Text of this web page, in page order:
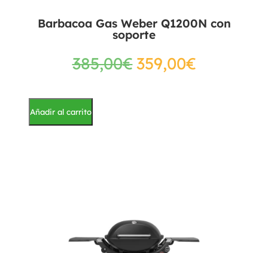
Barbacoa Gas Weber Q1200N con
soporte
385,00€359,00€
Añadir al carrito